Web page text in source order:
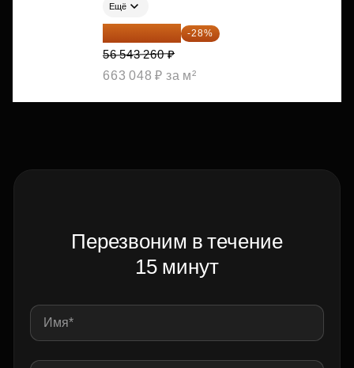
Ещё
40 711 147 ₽ -28%
56 543 260 ₽
663 048 ₽ за м²
Перезвоним в течение
15 минут